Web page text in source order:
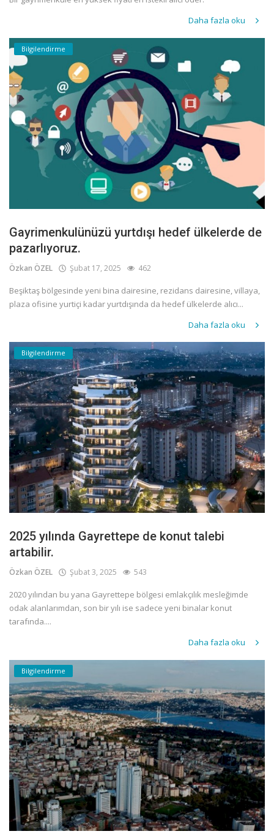
Daha fazla oku
Bilgilendirme
Gayrimenkulünüzü yurtdışı hedef ülkelerde de
pazarlıyoruz.
Özkan ÖZEL Şubat 17, 2025 462
Beşiktaş bölgesinde yeni bina dairesine, rezidans dairesine, villaya,
plaza ofisine yurtiçi kadar yurtdışında da hedef ülkelerde alıcı...
Daha fazla oku
Bilgilendirme
2025 yılında Gayrettepe de konut talebi
artabilir.
Özkan ÖZEL Şubat 3, 2025 543
2020 yılından bu yana Gayrettepe bölgesi emlakçılık mesleğimde
odak alanlarımdan, son bir yılı ise sadece yeni binalar konut
tarafında....
Daha fazla oku
Bilgilendirme